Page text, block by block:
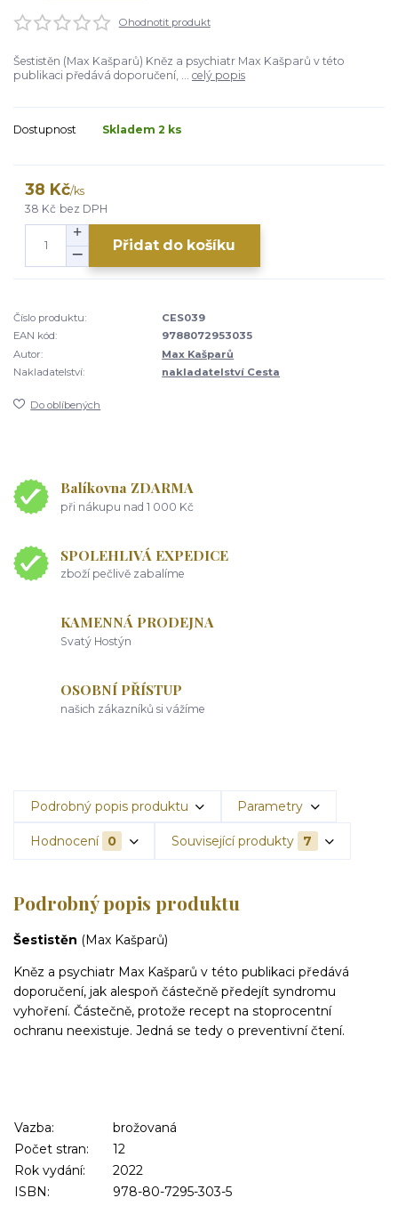
Ohodnotit produkt
Šestistěn (Max Kašparů) Kněz a psychiatr Max Kašparů v této
publikaci předává doporučení, ... celý popis
Dostupnost Skladem 2 ks
38 Kč/ks
38 Kč bez DPH
Přidat do košíku
Číslo produktu:
CES039
EAN kód:
9788072953035
Autor:
Max Kašparů
Nakladatelství:
nakladatelství Cesta
Do oblíbených
Balíkovna ZDARMA
při nákupu nad 1 000 Kč
SPOLEHLIVÁ EXPEDICE
zboží pečlivě zabalíme
KAMENNÁ PRODEJNA
Svatý Hostýn
OSOBNÍ PŘÍSTUP
našich zákazníků si vážíme
Podrobný popis produktu Parametry
Hodnocení 0 Související produkty 7
Podrobný popis produktu
Šestistěn (Max Kašparů)
Kněz a psychiatr Max Kašparů v této publikaci předává
doporučení, jak alespoň částečně předejít syndromu
vyhoření. Částečně, protože recept na stoprocentní
ochranu neexistuje. Jedná se tedy o preventivní čtení.
Vazba:
brožovaná
Počet stran:
12
Rok vydání:
2022
ISBN:
978-80-7295-303-5